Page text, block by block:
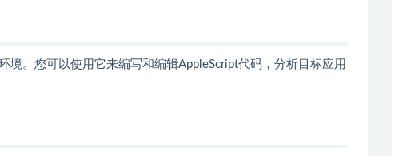
境。您可以使用它来编写和编辑AppleScript代码，分析目标应用